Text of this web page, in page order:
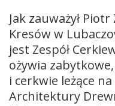
Jak zauważył
Kresów w
jest Zespół
ożywia
i cerkwie leżące
Architektury